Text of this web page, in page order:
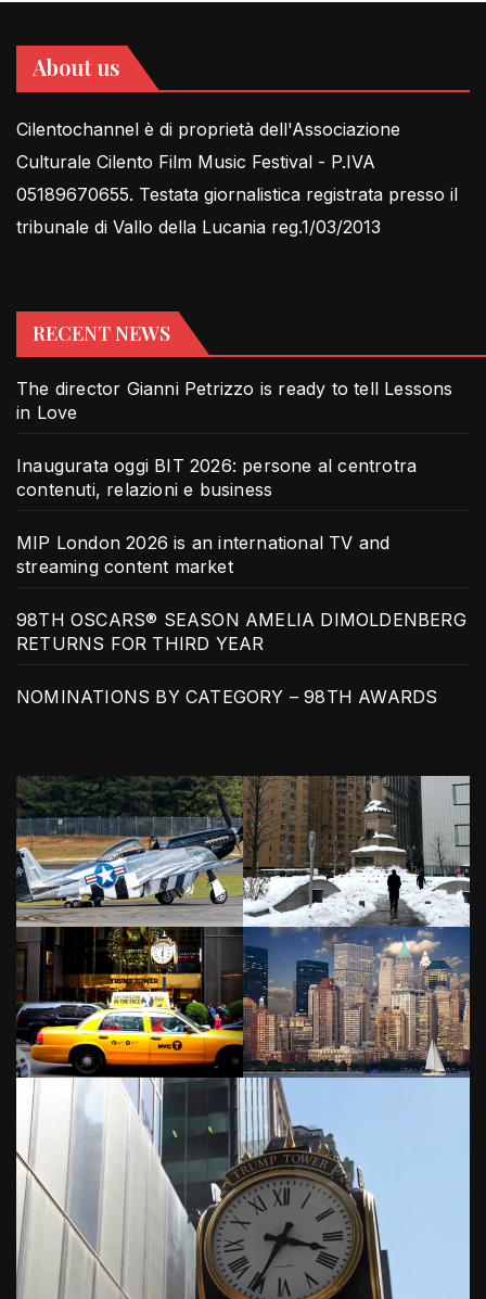
About us
Cilentochannel è di proprietà dell'Associazione
Culturale Cilento Film Music Festival - P.IVA
05189670655. Testata giornalistica registrata presso il
tribunale di Vallo della Lucania reg.1/03/2013
RECENT NEWS
The director Gianni Petrizzo is ready to tell Lessons
in Love
Inaugurata oggi BIT 2026: persone al centrotra
contenuti, relazioni e business
MIP London 2026 is an international TV and
streaming content market
98TH OSCARS® SEASON AMELIA DIMOLDENBERG
RETURNS FOR THIRD YEAR
NOMINATIONS BY CATEGORY – 98TH AWARDS